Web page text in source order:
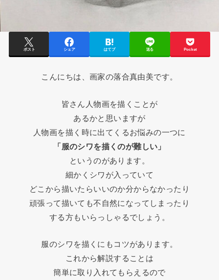
ポスト シェア はてブ 送る Pocket
こんにちは、画家の落合真由美です。
皆さん人物画を描くことが
あるかと思いますが
人物画を描く時に出てくるお悩みの一つに
「服のシワを描くのが難しい」
というのがあります。
細かくシワが入っていて
どこから描いたらいいのか分からなかったり
頑張って描いても不自然になってしまったり
する方もいらっしゃるでしょう。
服のシワを描くにもコツがあります。
これから解説することは
簡単に取り入れてもらえるので